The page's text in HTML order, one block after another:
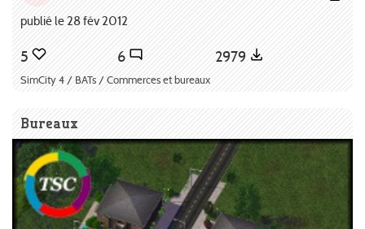
publié le 28 fév 2012
5 6 2979
SimCity 4 / BATs / Commerces et bureaux
Bureaux